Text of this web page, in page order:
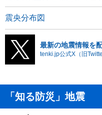
震央分布図
最新の地震情報を
tenki.jp公式X（旧
「知る防災」地震